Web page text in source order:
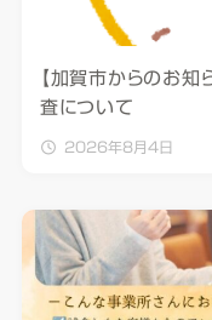
【加賀市からのお知
査について
2026年8月4日